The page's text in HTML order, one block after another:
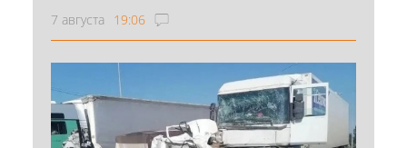
7 августа 19:06